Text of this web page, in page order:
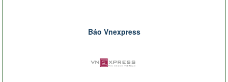
Báo Vnexpress